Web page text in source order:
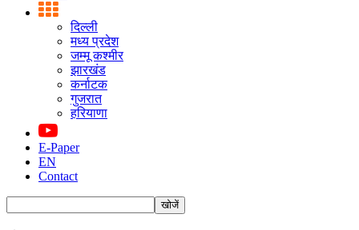
दिल्ली
मध्य प्रदेश
जम्मू कश्मीर
झारखंड
कर्नाटक
गुजरात
हरियाणा
E-Paper
EN
Contact